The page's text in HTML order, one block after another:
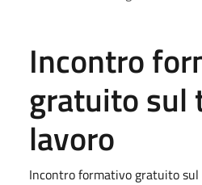
Incontro
gratuito sul
lavoro
Incontro formativo gratuito